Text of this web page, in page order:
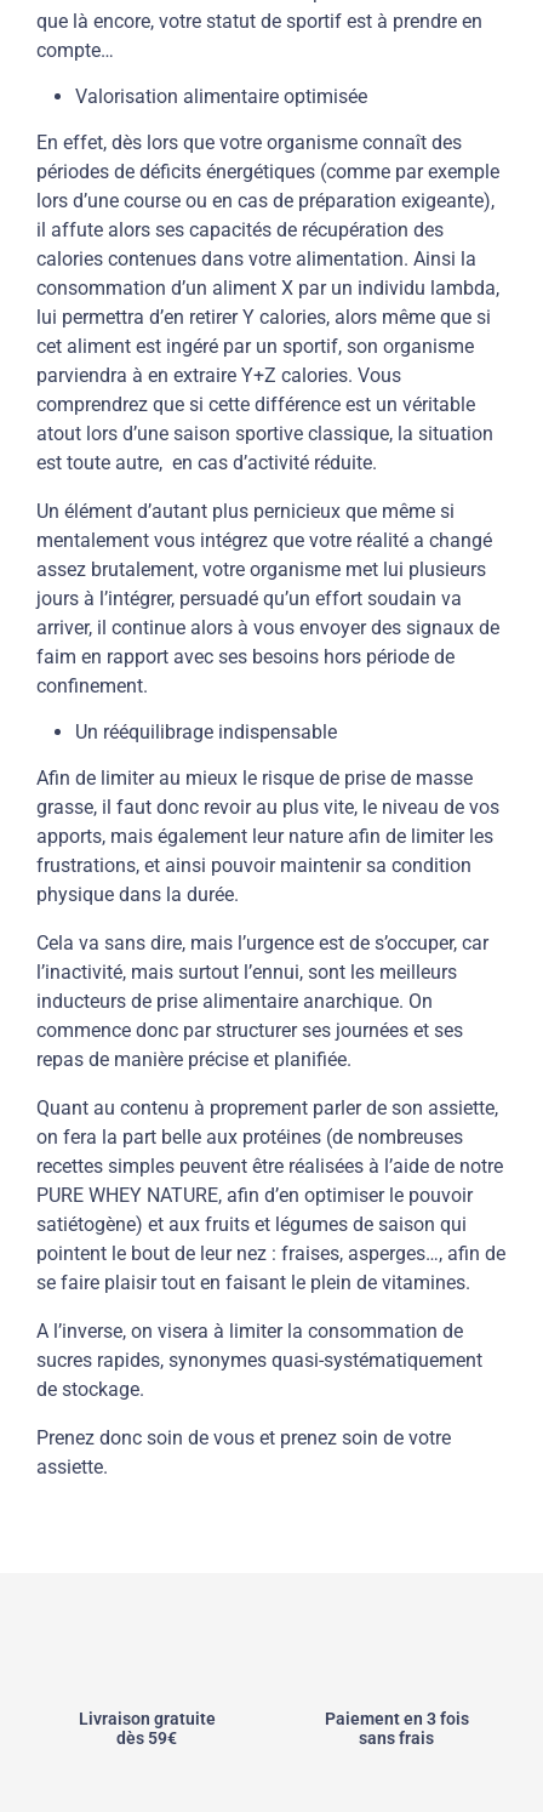
que là encore, votre statut de sportif est à prendre en
compte…
Valorisation alimentaire optimisée
En effet, dès lors que votre organisme connaît des
périodes de déficits énergétiques (comme par exemple
lors d’une course ou en cas de préparation exigeante),
il affute alors ses capacités de récupération des
calories contenues dans votre alimentation. Ainsi la
consommation d’un aliment X par un individu lambda,
lui permettra d’en retirer Y calories, alors même que si
cet aliment est ingéré par un sportif, son organisme
parviendra à en extraire Y+Z calories. Vous
comprendrez que si cette différence est un véritable
atout lors d’une saison sportive classique, la situation
est toute autre, en cas d’activité réduite.
Un élément d’autant plus pernicieux que même si
mentalement vous intégrez que votre réalité a changé
assez brutalement, votre organisme met lui plusieurs
jours à l’intégrer, persuadé qu’un effort soudain va
arriver, il continue alors à vous envoyer des signaux de
faim en rapport avec ses besoins hors période de
confinement.
Un rééquilibrage indispensable
Afin de limiter au mieux le risque de prise de masse
grasse, il faut donc revoir au plus vite, le niveau de vos
apports, mais également leur nature afin de limiter les
frustrations, et ainsi pouvoir maintenir sa condition
physique dans la durée.
Cela va sans dire, mais l’urgence est de s’occuper, car
l’inactivité, mais surtout l’ennui, sont les meilleurs
inducteurs de prise alimentaire anarchique. On
commence donc par structurer ses journées et ses
repas de manière précise et planifiée.
Quant au contenu à proprement parler de son assiette,
on fera la part belle aux protéines (de nombreuses
recettes simples peuvent être réalisées à l’aide de notre
PURE WHEY NATURE, afin d’en optimiser le pouvoir
satiétogène) et aux fruits et légumes de saison qui
pointent le bout de leur nez : fraises, asperges…, afin de
se faire plaisir tout en faisant le plein de vitamines.
A l’inverse, on visera à limiter la consommation de
sucres rapides, synonymes quasi-systématiquement
de stockage.
Prenez donc soin de vous et prenez soin de votre
assiette.
Livraison gratuite
dès 59€
Paiement en 3 fois
sans frais